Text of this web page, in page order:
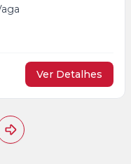
Ver Detalhes